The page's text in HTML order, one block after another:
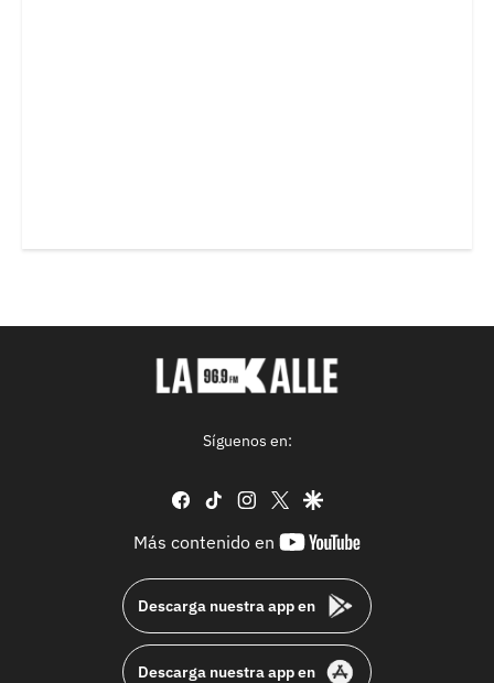
Síguenos en:
facebook
tiktok instagram
twittergoogle
Más contenido en
youtube-
Descarga nuestra app en
Descarga nuestra app en